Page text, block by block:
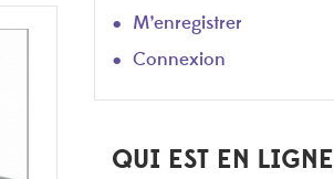
M’enregistrer
Connexion
QUI EST EN LIGNE